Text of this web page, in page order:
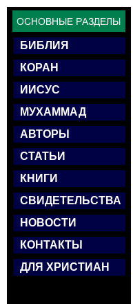
БИБЛИЯ
КОРАН
ИИСУС
МУХАММАД
АВТОРЫ
СТАТЬИ
КНИГИ
СВИДЕТЕЛЬСТВА
НОВОСТИ
КОНТАКТЫ
ДЛЯ ХРИСТИАН